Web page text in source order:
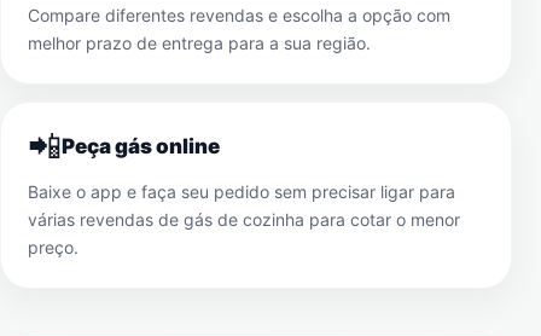
Compare diferentes revendas e escolha a opção com
melhor prazo de entrega para a sua região.
📲Peça gás online
Baixe o app e faça seu pedido sem precisar ligar para
várias revendas de gás de cozinha para cotar o menor
preço.